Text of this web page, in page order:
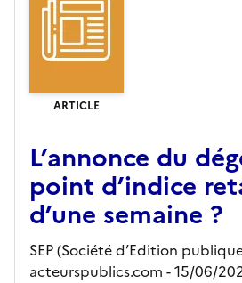
ARTICLE
L’annonce du
point d’indice
d’une semaine ?
SEP (Société d’Edition
acteurspublics.com - 15/06/